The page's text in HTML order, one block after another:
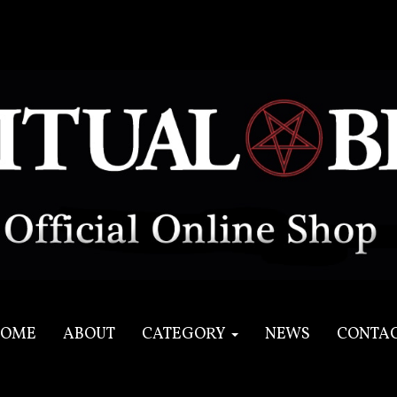
ABOUT CATEGORY NEWS